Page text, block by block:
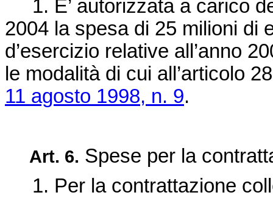
1. E’ autorizzata a carico
2004 la spesa di 25 milioni di
d’esercizio relative all’anno
le modalità di cui all’articolo
11 agosto 1998, n. 9.
Art. 6. Spese per la
1. Per la contrattazione